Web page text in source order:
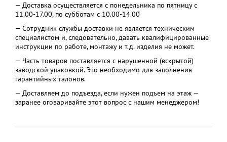
— Доставка осуществляется с понедельника по пятницу с
11.00-17.00, по субботам с 10.00-14.00
— Сотрудник службы доставки не является техническим
специалистом и, следовательно, давать квалифицированные
инструкции по работе, монтажу и т.д. изделия не может.
— Часть товаров поставляется с нарушенной (вскрытой)
заводской упаковкой. Это необходимо для заполнения
гарантийных талонов.
— Доставляем до подъезда, если нужен подъем на этаж —
заранее оговаривайте этот вопрос с нашим менеджером!